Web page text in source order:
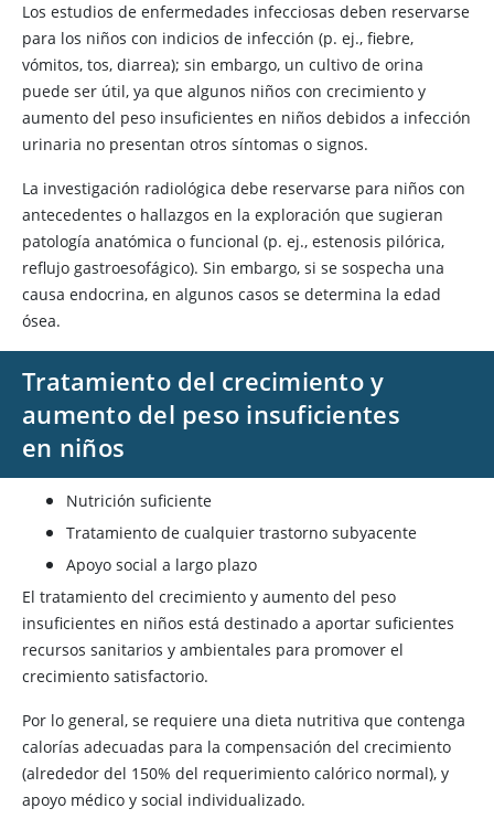
Los estudios de enfermedades infecciosas deben reservarse
para los niños con indicios de infección (p. ej., fiebre,
vómitos, tos, diarrea); sin embargo, un cultivo de orina
puede ser útil, ya que algunos niños con crecimiento y
aumento del peso insuficientes en niños debidos a infección
urinaria no presentan otros síntomas o signos.
La investigación radiológica debe reservarse para niños con
antecedentes o hallazgos en la exploración que sugieran
patología anatómica o funcional (p. ej., estenosis pilórica,
reflujo gastroesofágico). Sin embargo, si se sospecha una
causa endocrina, en algunos casos se determina la edad
ósea.
Tratamiento del crecimiento y
aumento del peso insuficientes
en niños
Nutrición suficiente
Tratamiento de cualquier trastorno subyacente
Apoyo social a largo plazo
El tratamiento del crecimiento y aumento del peso
insuficientes en niños está destinado a aportar suficientes
recursos sanitarios y ambientales para promover el
crecimiento satisfactorio.
Por lo general, se requiere una dieta nutritiva que contenga
calorías adecuadas para la compensación del crecimiento
(alrededor del 150% del requerimiento calórico normal), y
apoyo médico y social individualizado.